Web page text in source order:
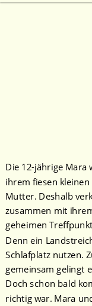
Die 12-jährige Mara
ihrem fiesen
Mutter. Deshalb
zusammen mit
geheimen
Denn ein
Schlafplatz nutzen.
gemeinsam gelingt
Doch schon bald
richtig war. Mara